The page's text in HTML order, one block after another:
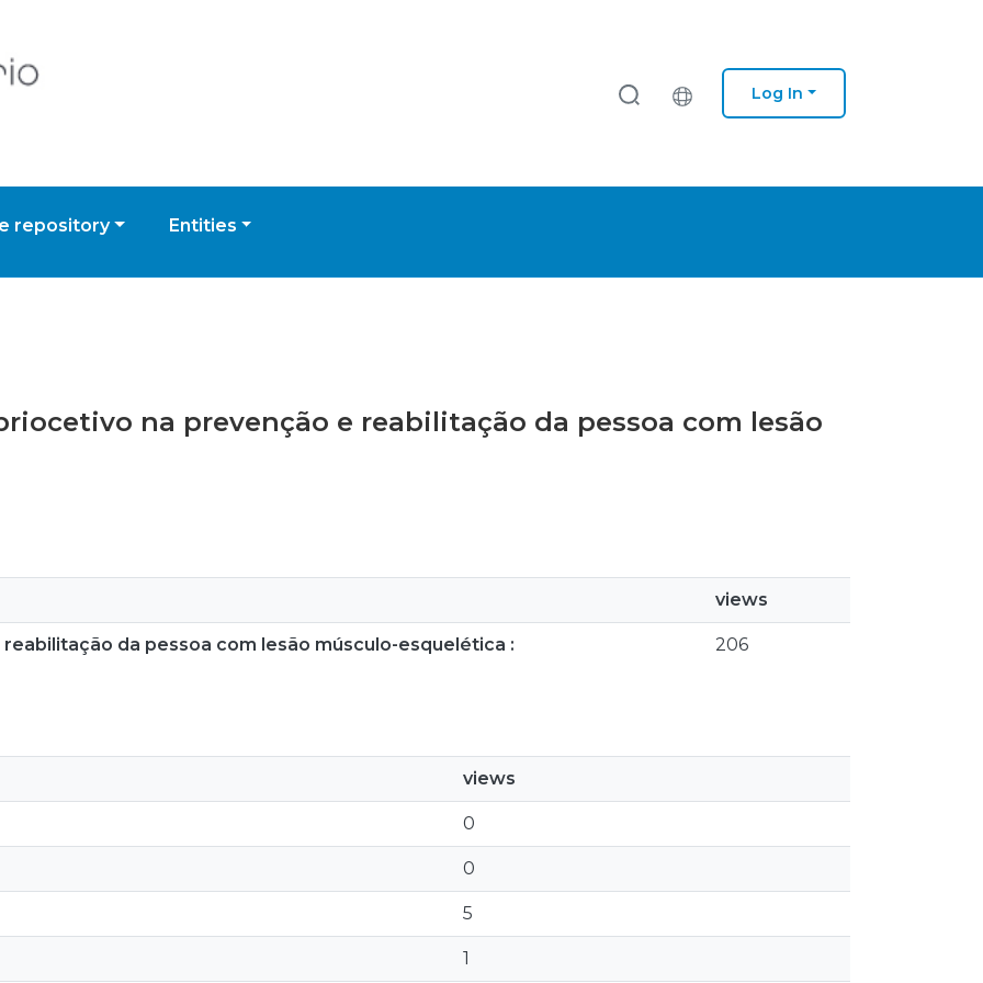
Log In
repository Entities
na prevenção e reabilitação da pessoa com lesão
views
da pessoa com lesão músculo-esquelética : 206
views
0
0
5
1